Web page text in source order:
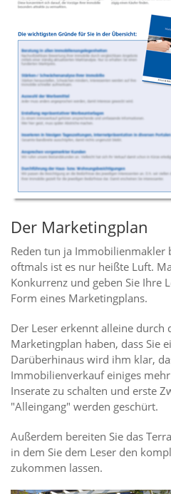
Der Marketingplan
Reden tun ja Immobilienmakler
oftmals ist es nur heißte Luft.
Konkurrenz und geben Sie Ihre
Form eines Marketingplans.
Der Leser erkennt alleine durch
Marketingplan haben, dass Sie
Darüberhinaus wird ihm klar,
Immobilienverkauf einiges
Inserate zu schalten und erste
"Alleingang" werden geschürt.
Außerdem bereiten Sie das
in dem Sie dem Leser den
zukommen lassen.